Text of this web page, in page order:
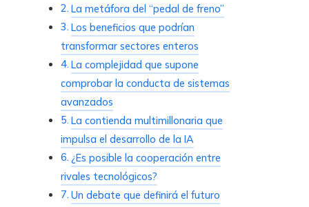
La metáfora del “pedal de freno”
Los beneficios que podrían
transformar sectores enteros
La complejidad que supone
comprobar la conducta de sistemas
avanzados
La contienda multimillonaria que
impulsa el desarrollo de la IA
¿Es posible la cooperación entre
rivales tecnológicos?
Un debate que definirá el futuro